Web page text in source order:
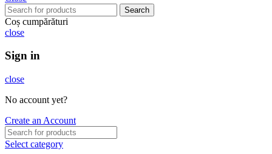
Search
Coș cumpărături
close
Sign in
close
No account yet?
Create an Account
Select category